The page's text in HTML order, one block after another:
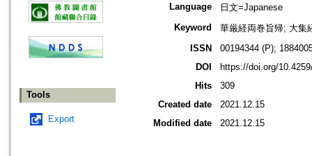
Tools
Export
Language
日文=Japanese
Keyword
華厳経両巻旨帰; 大集
ISSN
00194344 (P);
DOI
https://doi.org/
Hits
309
Created date
2021.12.15
Modified date
2021.12.15